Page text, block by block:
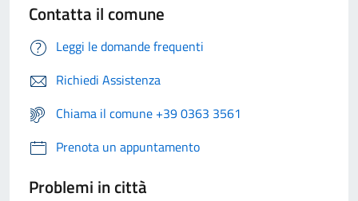
Contatta il comune
Leggi le domande frequenti
Richiedi Assistenza
Chiama il comune +39 0363 3561
Prenota un appuntamento
Problemi in città